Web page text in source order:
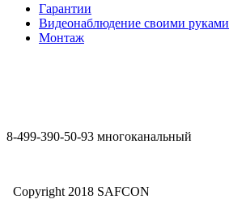
Гарантии
Видеонаблюдение своими руками
Монтаж
8-499-390-50-93 многоканальный
Copyright 2018 SAFCON